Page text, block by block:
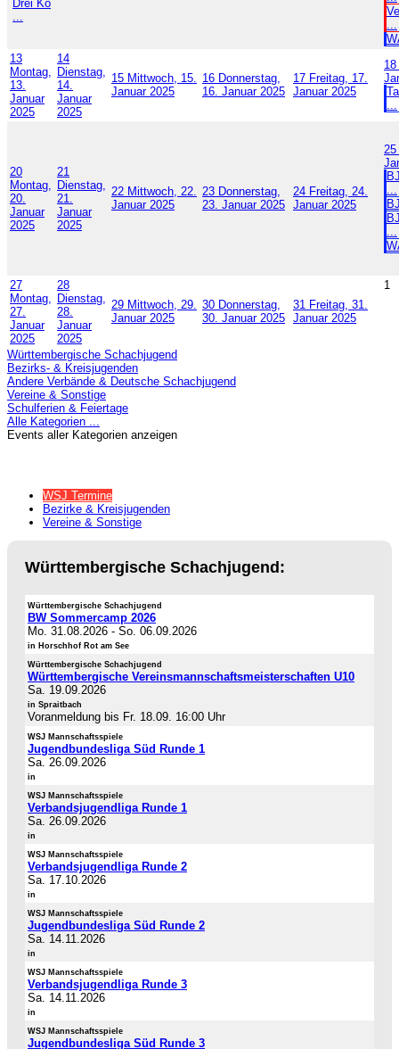
Drei Kö
13
Montag,
13.
Januar
2025
14
Dienstag,
14.
Januar
2025
15 Mittwoch, 15.
Januar 2025
16 Donnerstag,
16. Januar 2025
17 Freitag, 17.
Januar 2025
18
20
Montag,
20.
Januar
2025
21
Dienstag,
21.
Januar
2025
22 Mittwoch, 22.
Januar 2025
23 Donnerstag,
23. Januar 2025
24 Freitag, 24.
Januar 2025
25
27
Montag,
27.
Januar
2025
28
Dienstag,
28.
Januar
2025
29 Mittwoch, 29.
Januar 2025
30 Donnerstag,
30. Januar 2025
31 Freitag, 31.
Januar 2025
1
Württembergische Schachjugend
Bezirks- & Kreisjugenden
Andere Verbände & Deutsche Schachjugend
Vereine & Sonstige
Schulferien & Feiertage
Alle Kategorien ...
Events aller Kategorien anzeigen
WSJ Termine
Bezirke & Kreisjugenden
Vereine & Sonstige
Württembergische Schachjugend:
Württembergische Schachjugend
BW Sommercamp 2026
Mo. 31.08.2026 - So. 06.09.2026
in Horschhof Rot am See
Württembergische Schachjugend
Württembergische Vereinsmannschaftsmeisterschaften U10
Sa. 19.09.2026
in Spraitbach
Voranmeldung bis Fr. 18.09. 16:00 Uhr
WSJ Mannschaftsspiele
Jugendbundesliga Süd Runde 1
Sa. 26.09.2026
in
WSJ Mannschaftsspiele
Verbandsjugendliga Runde 1
Sa. 26.09.2026
in
WSJ Mannschaftsspiele
Verbandsjugendliga Runde 2
Sa. 17.10.2026
in
WSJ Mannschaftsspiele
Jugendbundesliga Süd Runde 2
Sa. 14.11.2026
in
WSJ Mannschaftsspiele
Verbandsjugendliga Runde 3
Sa. 14.11.2026
in
WSJ Mannschaftsspiele
Jugendbundesliga Süd Runde 3